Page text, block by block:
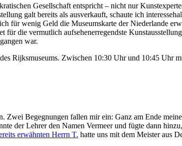
Gesellschaft entspricht – nicht nur
galt bereits als ausverkauft, schaute ich
für wenig Geld die Museumskarte der Niederlande
die vermutlich aufsehenerregendste
war.
Rijksmuseums. Zwischen 10:30 Uhr und 10:45 Uhr
Begegnungen fallen mir ein: Ganz am Ende
der Lehrer den Namen Vermeer und fügte dann
erwähnten Herrn T. hatte uns mit dem Meister aus